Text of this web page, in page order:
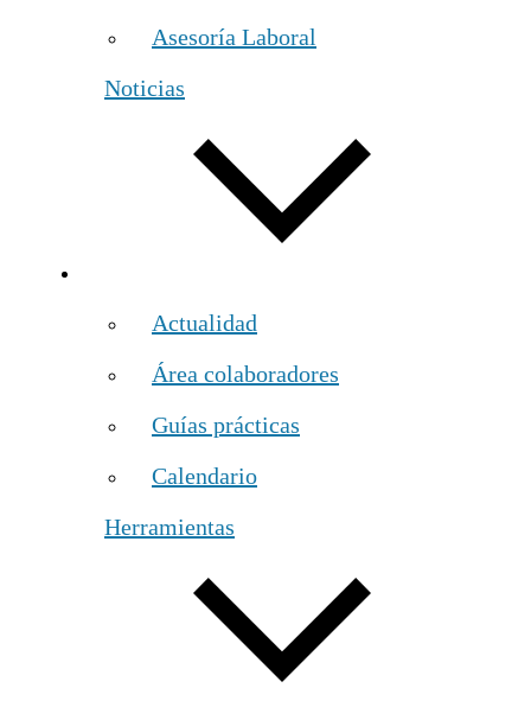
Asesoría Laboral
Noticias
Actualidad
Área colaboradores
Guías prácticas
Calendario
Herramientas